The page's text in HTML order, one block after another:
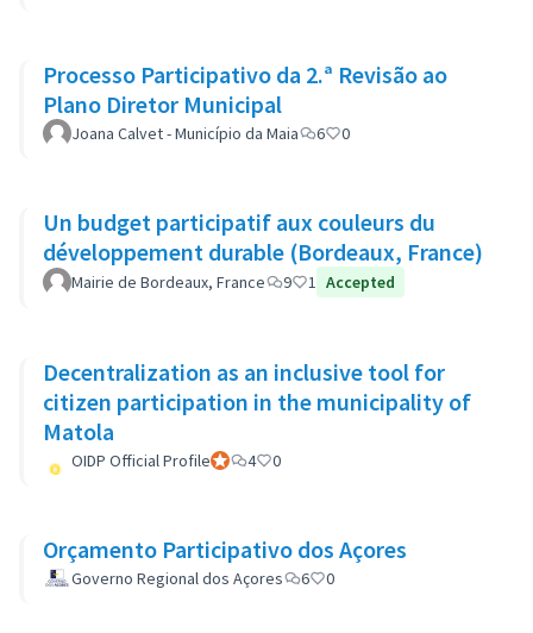
Processo Participativo da 2.ª Revisão ao
Plano Diretor Municipal
Joana Calvet - Município da Maia 6 0
Un budget participatif aux couleurs du
développement durable (Bordeaux, France)
Mairie de Bordeaux, France 9 1 Accepted
Decentralization as an inclusive tool for
citizen participation in the municipality of
Matola
OIDP Official ProfileParticipante oficial
4 0
Orçamento Participativo dos Açores
Governo Regional dos Açores 6 0